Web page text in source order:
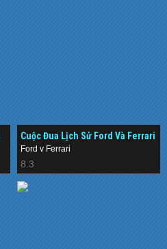
Cuộc Đua Lịch Sử Ford Và Ferrari
(2019)
Ford v Ferrari
8.3